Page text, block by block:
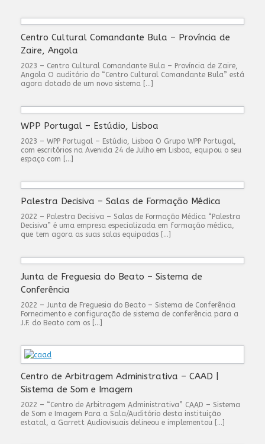
Centro Cultural Comandante Bula – Província de
Zaire, Angola
2023 – Centro Cultural Comandante Bula – Província de Zaire,
Angola O auditório do “Centro Cultural Comandante Bula” está
agora dotado de um novo sistema […]
WPP Portugal – Estúdio, Lisboa
2023 – WPP Portugal – Estúdio, Lisboa O Grupo WPP Portugal,
com escritórios na Avenida 24 de Julho em Lisboa, equipou o seu
espaço com […]
Palestra Decisiva – Salas de Formação Médica
2022 – Palestra Decisiva – Salas de Formação Médica “Palestra
Decisiva” é uma empresa especializada em formação médica,
que tem agora as suas salas equipadas […]
Junta de Freguesia do Beato – Sistema de
Conferência
2022 – Junta de Freguesia do Beato – Sistema de Conferência
Fornecimento e configuração de sistema de conferência para a
J.F. do Beato com os […]
Centro de Arbitragem Administrativa – CAAD |
Sistema de Som e Imagem
2022 – “Centro de Arbitragem Administrativa” CAAD – Sistema
de Som e Imagem Para a Sala/Auditório desta instituição
estatal, a Garrett Audiovisuais delineou e implementou […]